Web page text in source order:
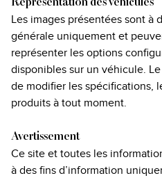
Représentation des véhicules
Les images présentées sont à
générale uniquement et
représenter les options
disponibles sur un véhicule.
de modifier les spécifications,
produits à tout moment.
Avertissement
Ce site et toutes les
à des fins d’information